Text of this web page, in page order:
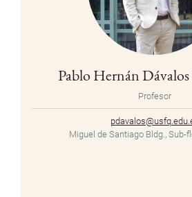
Pablo Hernán
Profesor
Miguel de Santiago Bldg., Sub-